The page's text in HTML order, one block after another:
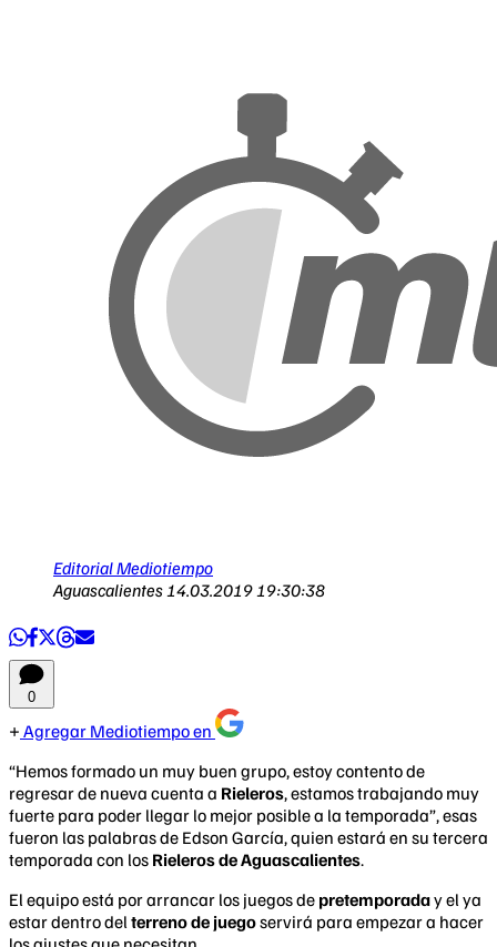
Editorial Mediotiempo
Aguascalientes 14.03.2019 19:30:38
0
Agregar Mediotiempo en
“Hemos formado un muy buen grupo, estoy contento de
regresar de nueva cuenta a Rieleros, estamos trabajando muy
fuerte para poder llegar lo mejor posible a la temporada”, esas
fueron las palabras de Edson García, quien estará en su tercera
temporada con los Rieleros de Aguascalientes.
El equipo está por arrancar los juegos de pretemporaday el ya
estar dentro del terreno de juegoservirá para empezar a hacer